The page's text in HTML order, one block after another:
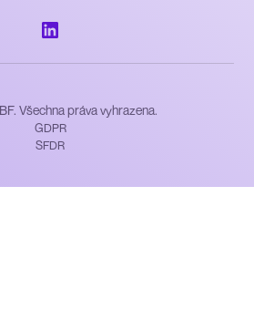
Všechna práva vyhrazena.
GDPR
SFDR